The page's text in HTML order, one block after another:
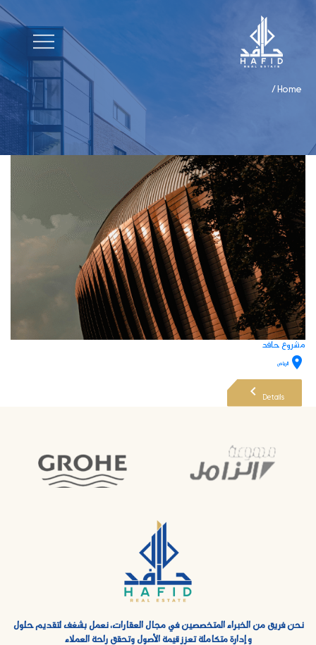
Home
/
مشروع حافد
room الرياض
Details
chevron_left
نحن فريق من الخبراء المتخصصين في مجال العقارات، نعمل بشغف لتقديم حلول
و إدارة متكاملة تعزز قيمة الأصول وتحقق راحة العملاء